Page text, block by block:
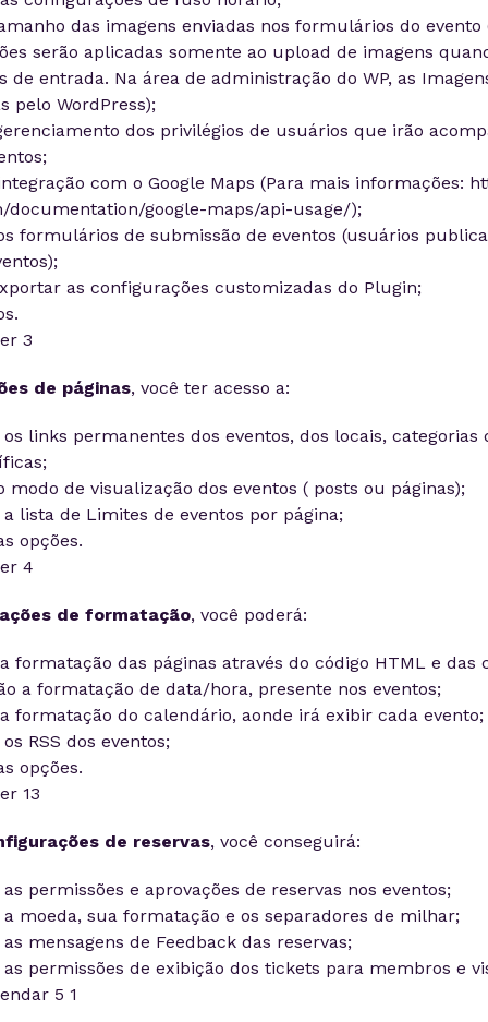
das imagens enviadas nos formulários do evento
serão aplicadas somente ao upload de imagens
de entrada. Na área de administração do WP, as
pelo WordPress);
dos privilégios de usuários que irão
com o Google Maps (Para mais informações:
documentation/google-maps/api-usage/);
formulários de submissão de eventos (usuários
as configurações customizadas do Plugin;
de páginas, você ter acesso a:
links permanentes dos eventos, dos locais, categorias
modo de visualização dos eventos ( posts ou páginas);
lista de Limites de eventos por página;
opções.
de formatação, você poderá:
formatação das páginas através do código HTML e das
a formatação de data/hora, presente nos eventos;
formatação do calendário, aonde irá exibir cada evento;
RSS dos eventos;
opções.
de reservas, você conseguirá:
permissões e aprovações de reservas nos eventos;
moeda, sua formatação e os separadores de milhar;
mensagens de Feedback das reservas;
permissões de exibição dos tickets para membros e